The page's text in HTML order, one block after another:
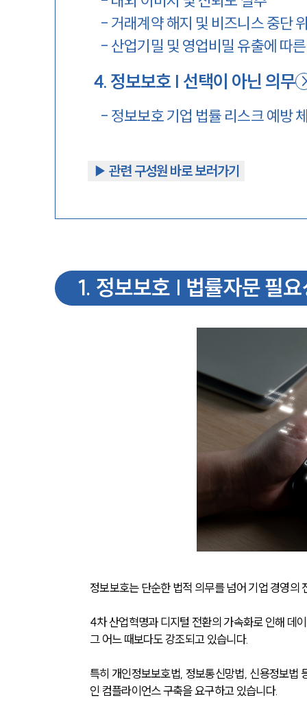
- 거래계약 해지 및 비즈니스 중단
- 산업기밀 및 영업비밀 유출에 따
4. 정보보호 | 선택이 아닌 의무
- 정보보호 기업 법률 리스크 예방
▶︎ 관련 구성원 바로 보러가기
1. 정보보호 | 법률자문 필
정보보호는 단순한 법적 의무를 넘어 기업 경영
4차 산업혁명과 디지털 전환의 가속화로 인해 데
그 어느 때보다도 강조되고 있습니다.
특히 개인정보보호법, 정보통신망법, 신용정보법
인 컴플라이언스 구축을 요구하고 있습니다.